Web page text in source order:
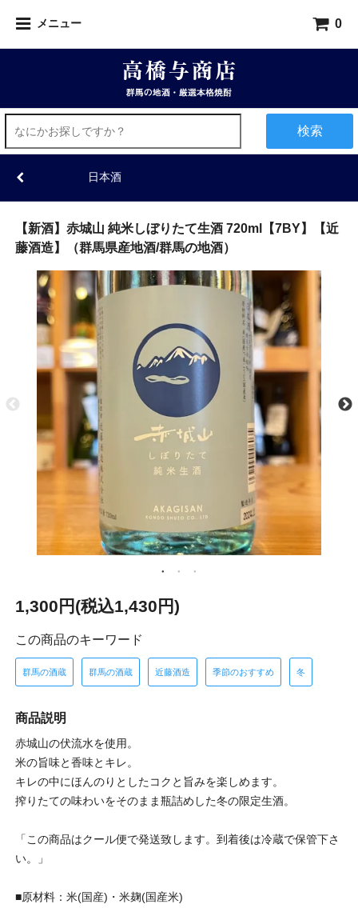
メニュー 0
検索
日本酒
【新酒】赤城山 純米しぼりたて生酒 720ml【7BY】【近
藤酒造】（群馬県産地酒/群馬の地酒）
1,300円(税込1,430円)
この商品のキーワード
群馬の酒蔵 群馬の酒蔵 近藤酒造 季節のおすすめ 冬
商品説明
赤城山の伏流水を使用。
米の旨味と香味とキレ。
キレの中にほんのりとしたコクと旨みを楽しめます。
搾りたての味わいをそのまま瓶詰めした冬の限定生酒。
「この商品はクール便で発送致します。到着後は冷蔵で保管下さ
い。」
■原材料：米(国産)・米麹(国産米)